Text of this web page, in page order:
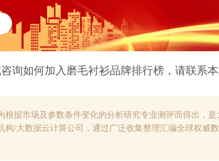
询如何加入 磨毛衬衫品牌排行榜，请联系
据市场及参数条件变化的分析研究专业测评而得出，
/大数据云计算公司，通过广泛收集整理汇编全球权威